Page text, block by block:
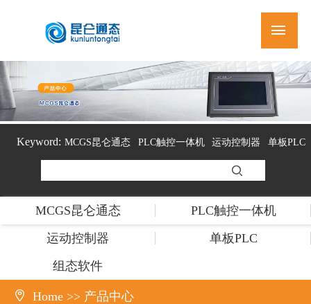
Keyword: MCGS昆仑通态 PLC触控一体机 运动控制器 单板PLC
组态软件
MCGS昆仑通态
PLC触控一体机
运动控制器
单板PLC
组态软件
 Home >> 产品中心